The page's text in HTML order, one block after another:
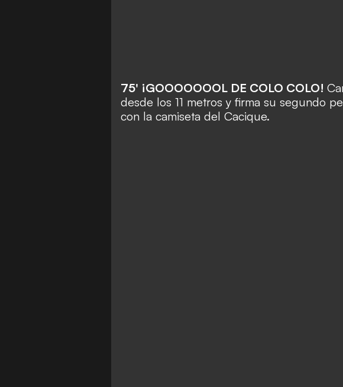
75' ¡GOOOOOOOL DE COLO COLO!
desde los 11 metros y firma su segundo
con la camiseta del Cacique.